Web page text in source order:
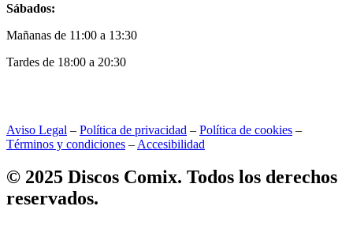
Sábados:
Mañanas de 11:00 a 13:30
Tardes de 18:00 a 20:30
Aviso Legal – Política de privacidad – Política de cookies –
Términos y condiciones – Accesibilidad
© 2025 Discos Comix. Todos los derechos
reservados.